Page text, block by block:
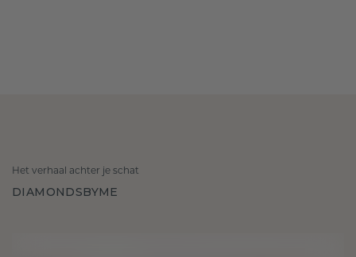
Het verhaal achter je schat
DIAMONDSBYME